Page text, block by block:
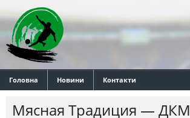
Головна Новини Контакти
Мясная Традиция — ДКМ